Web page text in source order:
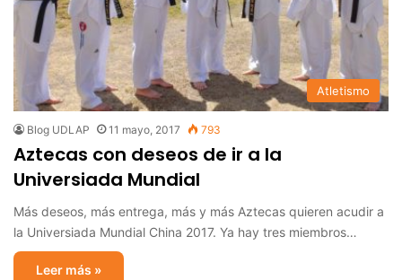
Atletismo
Blog UDLAP 11 mayo, 2017 793
Aztecas con deseos de ir a la
Universiada Mundial
Más deseos, más entrega, más y más Aztecas quieren acudir a
la Universiada Mundial China 2017. Ya hay tres miembros…
Leer más »